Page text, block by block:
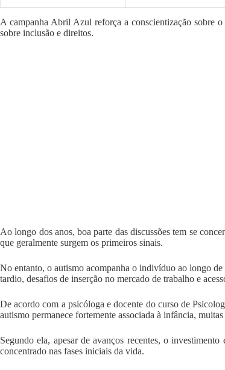
A campanha Abril Azul reforça a conscientização sobre
sobre inclusão e direitos.
Ao longo dos anos, boa parte das discussões tem se
que geralmente surgem os primeiros sinais.
No entanto, o autismo acompanha o indivíduo ao longo
tardio, desafios de inserção no mercado de trabalho e
De acordo com a psicóloga e docente do curso de
autismo permanece fortemente associada à infância,
Segundo ela, apesar de avanços recentes, o
concentrado nas fases iniciais da vida.